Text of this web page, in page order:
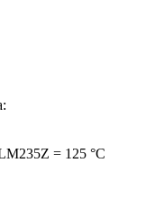
= 125 °C